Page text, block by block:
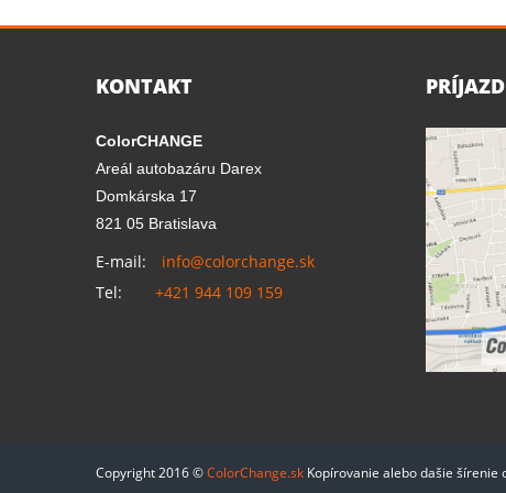
KONTAKT
ColorCHANGE
Areál autobazáru Darex
Domkárska 17
821 05 Bratislava
E-mail:
info@colorchange.sk
Tel:
+421 944 109 159
Copyright 2016 ©ColorChange.sk Kopírovanie alebo dašie šírenie